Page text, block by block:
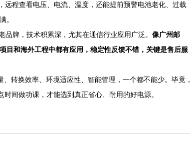
程查看电压、电流、温度，还能提前预警电池老化、过载
。
牌，技术积累深，尤其在通信行业应用广泛。 像广州邮
目和海外工程中都有应用，稳定性反馈不错，关键是售后服
、转换效率、环境适应性、智能管理，一个都不能少。毕竟，
间做功课，才能选到真正省心、耐用的好电源。